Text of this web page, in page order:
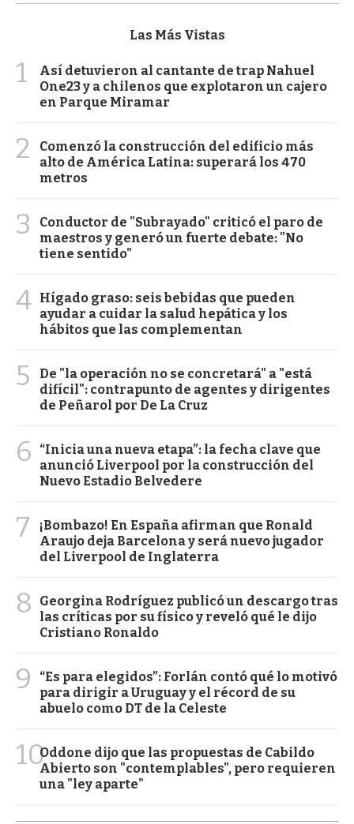
Las Más Vistas
1
Así detuvieron al cantante de trap Nahuel
One23 y a chilenos que explotaron un cajero
en Parque Miramar
2
Comenzó la construcción del edificio más
alto de América Latina: superará los 470
metros
3
Conductor de "Subrayado" criticó el paro de
maestros y generó un fuerte debate: "No
tiene sentido"
4 Hígado graso: seis bebidas que pueden
ayudar a cuidar la salud hepática y los
hábitos que las complementan
5
De "la operación no se concretará" a "está
difícil": contrapunto de agentes y dirigentes
de Peñarol por De La Cruz
6
“Inicia una nueva etapa”: la fecha clave que
anunció Liverpool por la construcción del
Nuevo Estadio Belvedere
7
¡Bombazo! En España afirman que Ronald
Araujo deja Barcelona y será nuevo jugador
del Liverpool de Inglaterra
8
Georgina Rodríguez publicó un descargo tras
las críticas por su físico y reveló qué le dijo
Cristiano Ronaldo
9
“Es para elegidos”: Forlán contó qué lo motivó
para dirigir a Uruguay y el récord de su
abuelo como DT de la Celeste
10Oddone dijo que las propuestas de Cabildo
Abierto son "contemplables", pero requieren
una "ley aparte"